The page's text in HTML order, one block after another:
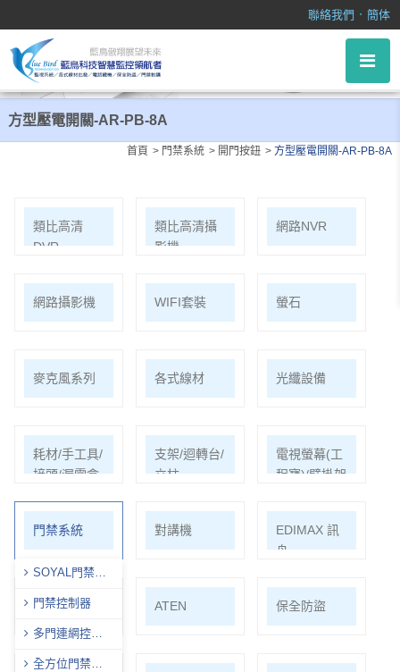
聯絡我們 ． 簡体
方型壓電開關-AR-PB-8A
首頁 門禁系統 開門按鈕 方型壓電開關-AR-PB-8A
類比高清
DVR
類比高清攝
影機
網路NVR
網路攝影機 WIFI套裝 螢石
麥克風系列 各式線材 光纖設備
耗材/手工具/
接頭/漏電盒
支架/迴轉台/
立柱
電視螢幕(工
程寶)/壁掛架
門禁系統
SOYAL門禁全
門禁控制器
多門連網控制
全方位門禁讀
對講機
EDIMAX 訊
舟
PSTEK 五角 ATEN 保全防盜